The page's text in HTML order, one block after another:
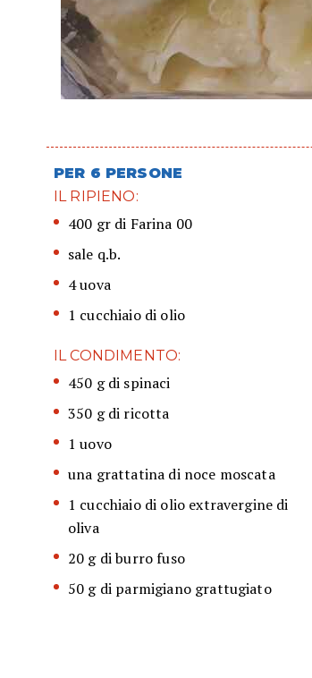
PER 6 PERSONE
IL RIPIENO:
400 gr di Farina 00
sale q.b.
4 uova
1 cucchiaio di olio
IL CONDIMENTO:
450 g di spinaci
350 g di ricotta
1 uovo
una grattatina di noce moscata
1 cucchiaio di olio extravergine di
oliva
20 g di burro fuso
50 g di parmigiano grattugiato